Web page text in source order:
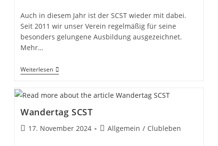
Auch in diesem Jahr ist der SCST wieder mit dabei.
Seit 2011 wir unser Verein regelmäßig für seine
besonders gelungene Ausbildung ausgezeichnet.
Mehr…
WeiterlesenAuszeichnung Für
Ausbildung
Wandertag SCST
Beitrag
17. November 2024
Beitrags-
Allgemein / Clubleben